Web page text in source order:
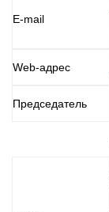
E-mail
Web-адрес
Председатель